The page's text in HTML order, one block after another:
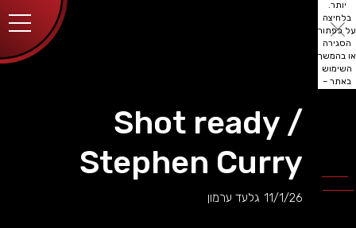
יותר.
בלחיצה
על כפתור
הסגירה
או בהמשך
השימוש
באתר –
Shot ready /
Stephen Curry
11/1/26 גלעד ערמון